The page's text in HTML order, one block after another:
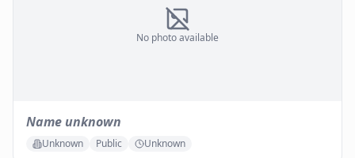
No photo available
Name unknown
Unknown Public Unknown